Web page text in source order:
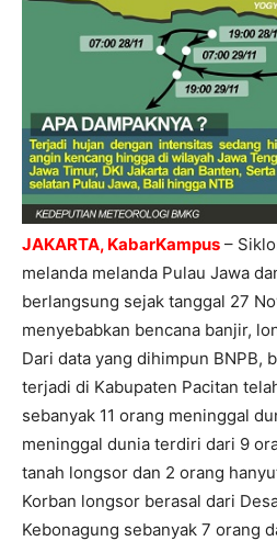
JAKARTA, KabarKampus –
melanda melanda Pulau Jawa
berlangsung sejak tanggal 27
menyebabkan bencana banjir,
Dari data yang dihimpun BNPB,
terjadi di Kabupaten Pacitan
sebanyak 11 orang meninggal
meninggal dunia terdiri dari 9
tanah longsor dan 2 orang
Korban longsor berasal dari
Kebonagung sebanyak 7 orang